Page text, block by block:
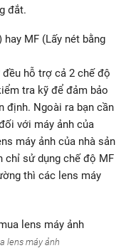
đắt.
MF (Lấy nét bằng
hỗ trợ cả 2 chế độ
tra kỹ để đảm bảo
định. Ngoài ra bạn cần
với máy ảnh của
máy ảnh của nhà sản
chỉ sử dụng chế độ MF
thì các lens máy
lens máy ảnh